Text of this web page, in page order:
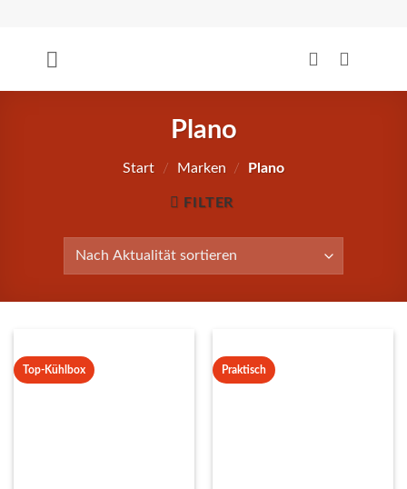
springen
Plano
Start / Marken / Plano
FILTER
Top-Kühlbox Praktisch